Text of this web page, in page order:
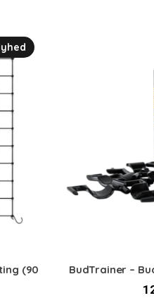
(90
BudTrainer –